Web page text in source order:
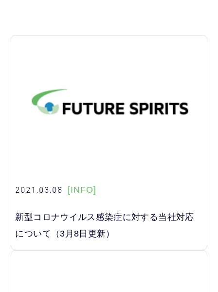
2021.03.08 [INFO]
新型コロナウイルス感染症に対する当社対応
について（3月8日更新）